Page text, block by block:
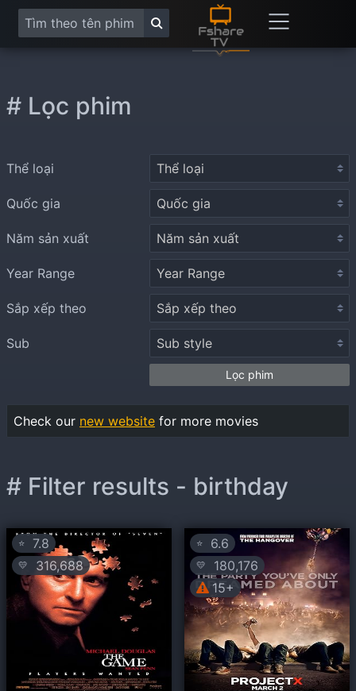
# Filter results - birthday
⭐ 7.8
💛 316,688
⭐ 6.6
💛
180,176
15+
# Lọc phim
Thể loại
Quốc gia
Năm sản xuất
Year Range
Sắp xếp theo
Sub
Lọc phim
Check our new website for more movies